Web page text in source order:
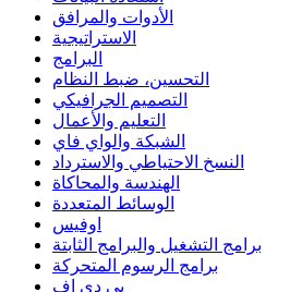
الأدوات والمرافق
الاستراتيجية
البرامج
التحسين، ضبط النظام
التصميم الجرافيكي
التعليم والأعمال
الشبكة والواي فاي
النسخ الاحتياطي والاسترداد
الهندسة والمحاكاة
الوسائط المتعددة
اوفيس
برامج التشغيل والبرامج الثابتة
برامج الرسوم المتحركة
بي دي إف